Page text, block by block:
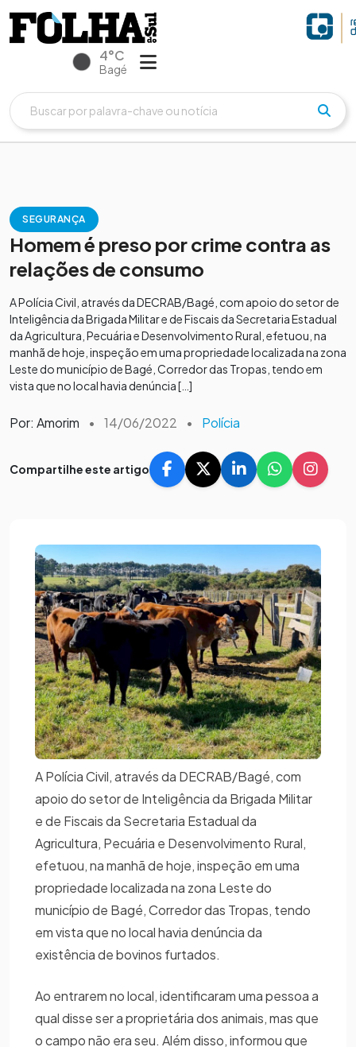
4°C
Bagé
SEGURANÇA
Homem é preso por crime contra as
relações de consumo
A Polícia Civil, através da DECRAB/Bagé, com apoio do setor de
Inteligência da Brigada Militar e de Fiscais da Secretaria Estadual
da Agricultura, Pecuária e Desenvolvimento Rural, efetuou, na
manhã de hoje, inspeção em uma propriedade localizada na zona
Leste do município de Bagé, Corredor das Tropas, tendo em
vista que no local havia denúncia […]
Por: Amorim • 14/06/2022 • Polícia
Compartilhe este artigo
A Polícia Civil, através da DECRAB/Bagé, com
apoio do setor de Inteligência da Brigada Militar
e de Fiscais da Secretaria Estadual da
Agricultura, Pecuária e Desenvolvimento Rural,
efetuou, na manhã de hoje, inspeção em uma
propriedade localizada na zona Leste do
município de Bagé, Corredor das Tropas, tendo
em vista que no local havia denúncia da
existência de bovinos furtados.
Ao entrarem no local, identificaram uma pessoa a
qual disse ser a proprietária dos animais, mas que
o campo não era seu. Além disso, informou que